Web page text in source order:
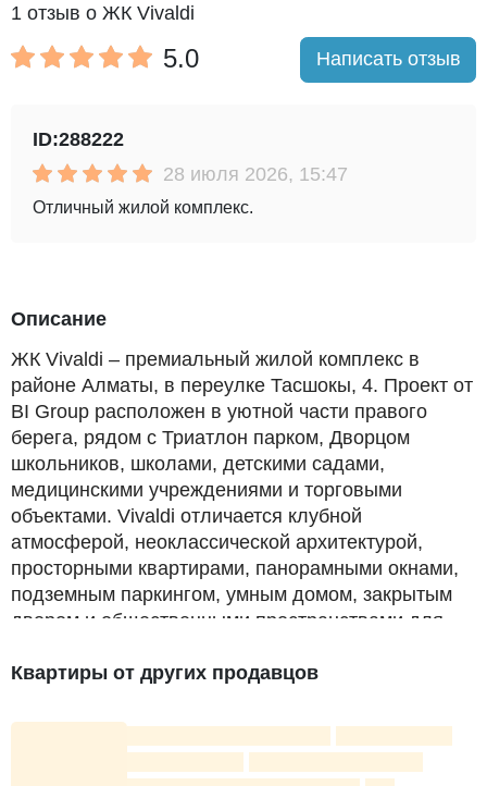
1 отзыв о ЖК Vivaldi
5.0 Написать отзыв
ID:288222
28 июля 2026, 15:47
Отличный жилой комплекс.
Описание
ЖК Vivaldi – премиальный жилой комплекс в
районе Алматы, в переулке Тасшокы, 4. Проект от
BI Group расположен в уютной части правого
берега, рядом с Триатлон парком, Дворцом
школьников, школами, детскими садами,
медицинскими учреждениями и торговыми
объектами. Vivaldi отличается клубной
атмосферой, неоклассической архитектурой,
просторными квартирами, панорамными окнами,
подземным паркингом, умным домом, закрытым
двором и общественными пространствами для
Город: Астана
Квартиры от других продавцов